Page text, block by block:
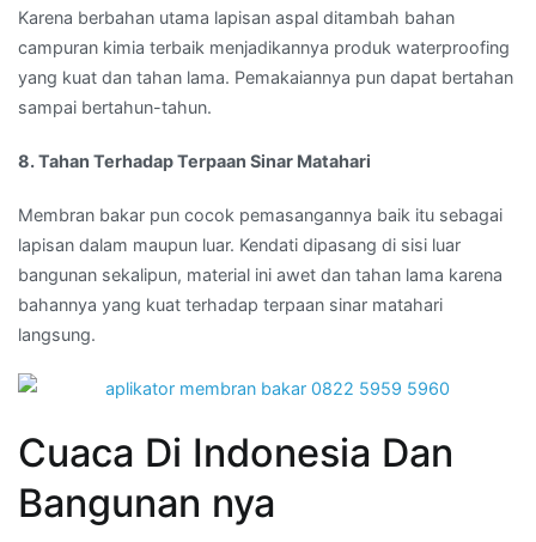
Karena berbahan utama lapisan aspal ditambah bahan
campuran kimia terbaik menjadikannya produk waterproofing
yang kuat dan tahan lama. Pemakaiannya pun dapat bertahan
sampai bertahun-tahun.
8. Tahan Terhadap Terpaan Sinar Matahari
Membran bakar pun cocok pemasangannya baik itu sebagai
lapisan dalam maupun luar. Kendati dipasang di sisi luar
bangunan sekalipun, material ini awet dan tahan lama karena
bahannya yang kuat terhadap terpaan sinar matahari
langsung.
Cuaca Di Indonesia Dan
Bangunan nya